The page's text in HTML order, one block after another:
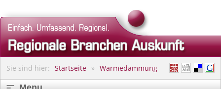
Sie sind hier: Startseite Wärmedämmung